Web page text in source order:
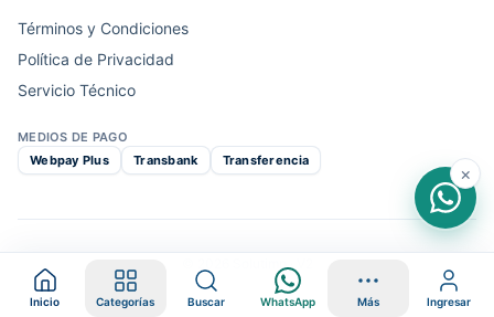
Términos y Condiciones
Política de Privacidad
Servicio Técnico
MEDIOS DE PAGO
Webpay Plus
Transbank Transferencia
© 2026 Solutimp · V2
×
Inicio Categorías Buscar WhatsApp Más Ingresar